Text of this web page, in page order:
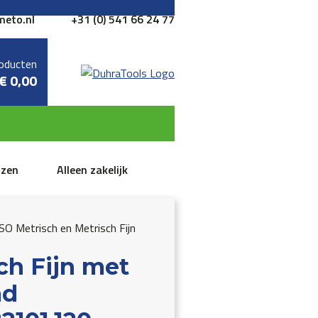
+31 (0) 541 66 24 77
€0,00
Alleen zakelijk
Metrisch en Metrisch Fijn
Fijn met